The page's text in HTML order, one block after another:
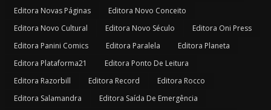
Editora Novas Páginas
Editora Novo Conceito
Editora Novo Cultural
Editora Novo Século
Editora Oni Press
Editora Panini Comics
Editora Paralela
Editora Planeta
Editora Plataforma21
Editora Ponto De Leitura
Editora Razorbill
Editora Record
Editora Rocco
Editora Salamandra
Editora Saída De Emergência